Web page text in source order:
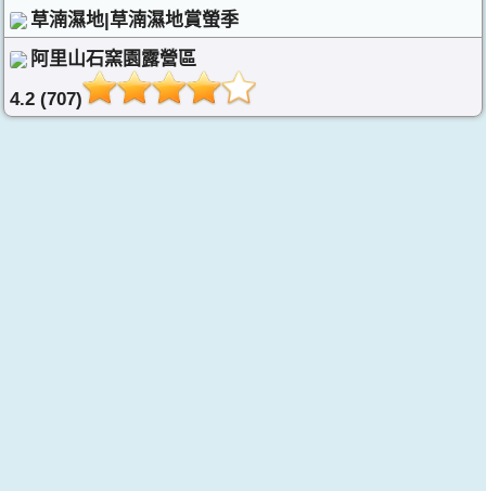
草湳濕地|草湳濕地賞螢季
阿里山石窯園露營區
4.2 (707)